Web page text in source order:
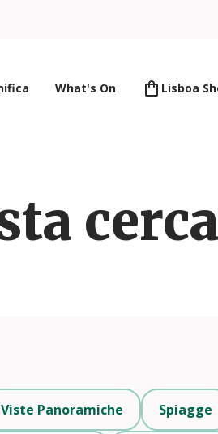
What's On Lisboa
Viste Panoramiche Spiagge